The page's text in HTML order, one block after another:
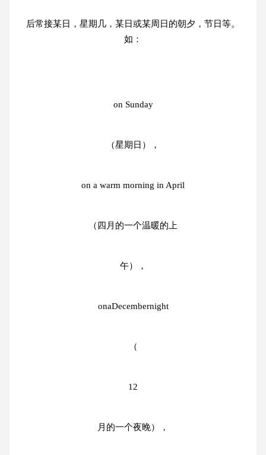
后常接某日，星期几，某日或某周日的朝夕，节日等。
如：
on Sunday
（星期日），
on a warm morning in April
（四月的一个温暖的上
午），
onaDecembernight
（
12
月的一个夜晚），